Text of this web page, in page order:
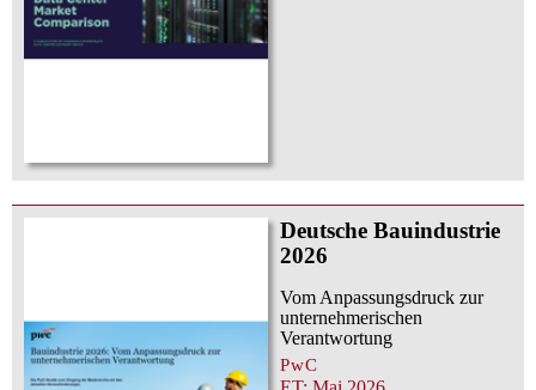
Deutsche Bauindustrie
2026
Vom Anpassungsdruck zur
unternehmerischen
Verantwortung
PwC